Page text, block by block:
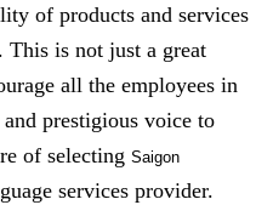
of products and services
. This is not just a great
all the employees in
prestigious voice to
of selecting Saigon
services provider.